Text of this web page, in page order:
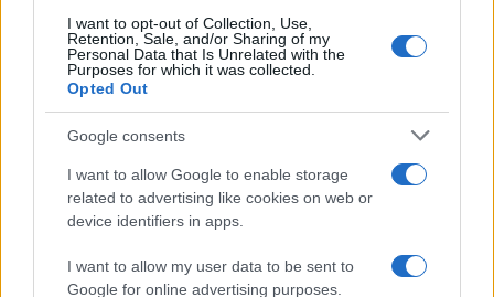
I want to opt-out of Collection, Use,
Retention, Sale, and/or Sharing of my
Personal Data that Is Unrelated with the
Purposes for which it was collected.
Opted Out
Google consents
I want to allow Google to enable storage
related to advertising like cookies on web or
device identifiers in apps.
I want to allow my user data to be sent to
Google for online advertising purposes.
Tai chi a impatto dolce per rafforzare core e postura